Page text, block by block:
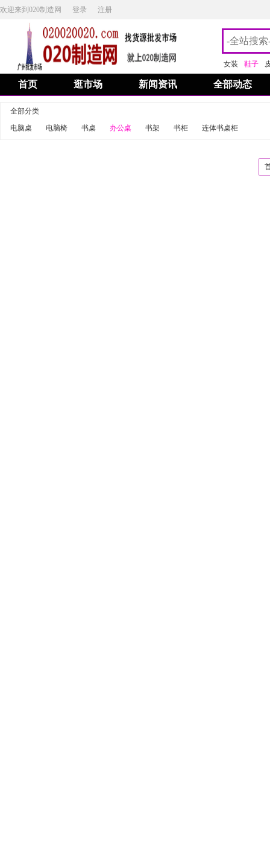
欢迎来到020制造网 登录 注册
女装 鞋子
首页 逛市场 新闻资讯 全部动态
全部分类
电脑桌
电脑椅 书桌 办公桌 书架 书柜 连体书桌柜